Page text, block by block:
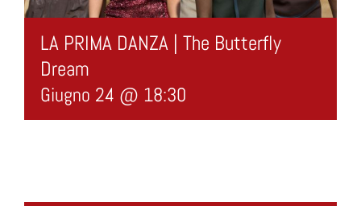
LA PRIMA DANZA | The Butterfly
Dream
Giugno 24 @ 18:30